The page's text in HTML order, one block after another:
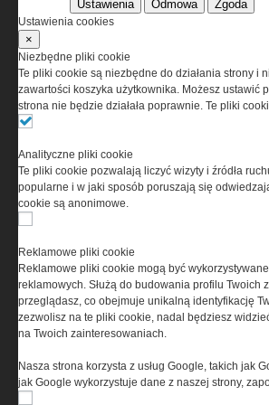
Korzystanie z portalu jest równoznaczne
przez Grupa MEDIUM Spółka z ograniczoną
odpowiedzialnością Spółka komandytowa,
0000537655, NIP 1132860378, REGON
(zwana dalej Grupa MEDIUM) w postaci
Ta witryna wykorzystuje pliki cookies do
informacji na Twoim komputerze. Pliki
w celu świadczenia usług na
w tym w sposób dostosowany do
cookies oznacza, że będą one
urządzeniu końcowym. W każdym
dokonać zmiany ustawień przeglądarki
Ustawienia Odmowa Zgoda
Ustawienia cookies
×
Niezbędne pliki cookie
Te pliki cookie są niezbędne do działania strony i
zawartości koszyka użytkownika. Możesz ustawić
strona nie będzie działała poprawnie. Te pliki
Analityczne pliki cookie
Te pliki cookie pozwalają liczyć wizyty i źródła
popularne i w jaki sposób poruszają się
cookie są anonimowe.
Reklamowe pliki cookie
Reklamowe pliki cookie mogą być
reklamowych. Służą do budowania profilu
przeglądasz, co obejmuje unikalną identyfikację
zezwolisz na te pliki cookie, nadal będziesz
na Twoich zainteresowaniach.
Nasza strona korzysta z usług Google, takich jak
jak Google wykorzystuje dane z naszej strony,